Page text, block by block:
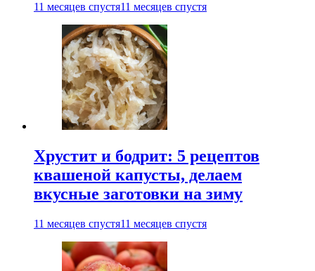
11 месяцев спустя11 месяцев спустя
Хрустит и бодрит: 5 рецептов
квашеной капусты, делаем
вкусные заготовки на зиму
11 месяцев спустя11 месяцев спустя